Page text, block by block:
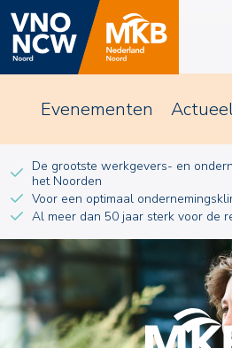
Evenementen
De grootste werkgevers- en
het Noorden
Voor een optimaal
Al meer dan 50 jaar sterk voor de